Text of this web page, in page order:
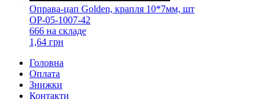
Оправа-цап Golden, крапля 10*7мм, шт
OP-05-1007-42
666 на складе
1,64 грн
Головна
Оплата
Знижки
Контакти